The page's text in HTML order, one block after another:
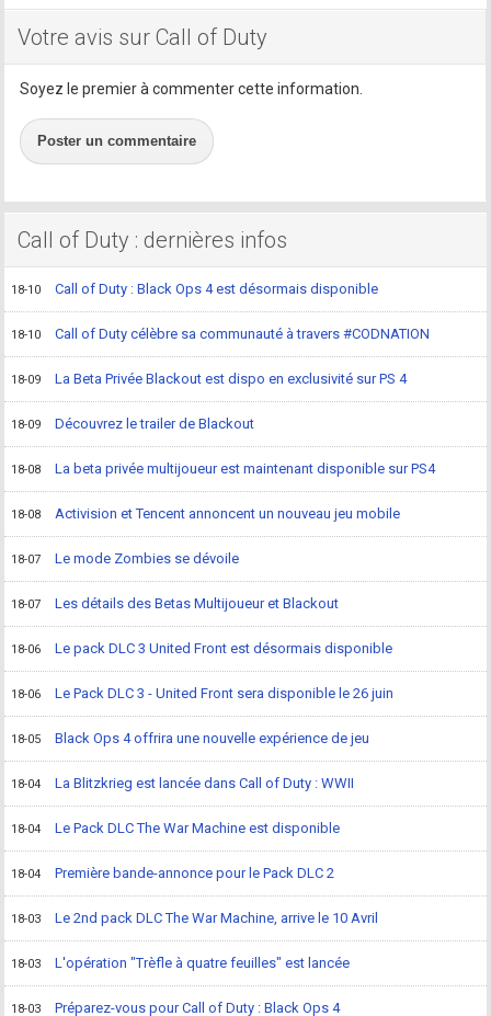
Votre avis sur Call of Duty
Soyez le premier à commenter cette information.
Poster un commentaire
Call of Duty : dernières infos
18-10 Call of Duty : Black Ops 4 est désormais disponible
18-10 Call of Duty célèbre sa communauté à travers #CODNATION
18-09 La Beta Privée Blackout est dispo en exclusivité sur PS 4
18-09 Découvrez le trailer de Blackout
18-08 La beta privée multijoueur est maintenant disponible sur PS4
18-08 Activision et Tencent annoncent un nouveau jeu mobile
18-07 Le mode Zombies se dévoile
18-07 Les détails des Betas Multijoueur et Blackout
18-06 Le pack DLC 3 United Front est désormais disponible
18-06 Le Pack DLC 3 - United Front sera disponible le 26 juin
18-05 Black Ops 4 offrira une nouvelle expérience de jeu
18-04 La Blitzkrieg est lancée dans Call of Duty : WWII
18-04 Le Pack DLC The War Machine est disponible
18-04 Première bande-annonce pour le Pack DLC 2
18-03 Le 2nd pack DLC The War Machine, arrive le 10 Avril
18-03 L'opération "Trèfle à quatre feuilles" est lancée
18-03 Préparez-vous pour Call of Duty : Black Ops 4